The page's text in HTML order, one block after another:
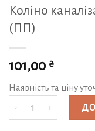
Коліно
(ПП)
101,00 ₴
Наявність та ціну
Коліно каналізаційне